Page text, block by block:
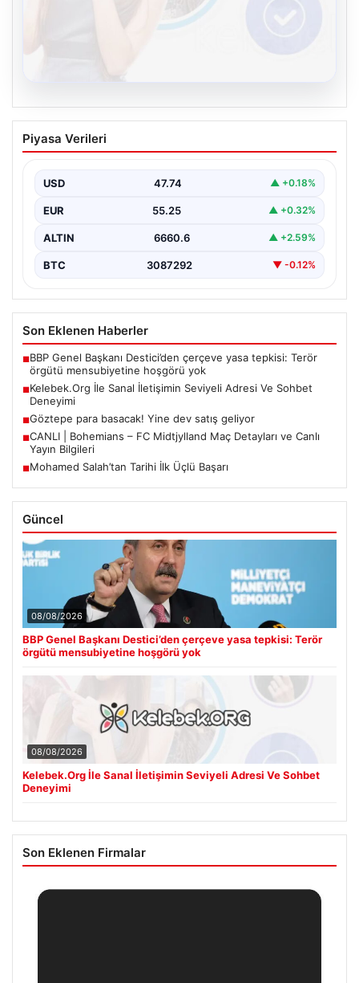
07.08.2026
geliyor
Piyasa Verileri
USD 47.74 ▲ +0.18%
EUR 55.25 ▲ +0.32%
ALTIN 6660.6 ▲ +2.59%
BTC 3087292 ▼ -0.12%
Son Eklenen Haberler
■BBP Genel Başkanı Destici’den çerçeve yasa tepkisi: Terör
örgütü mensubiyetine hoşgörü yok
■Kelebek.Org İle Sanal İletişimin Seviyeli Adresi Ve Sohbet
Deneyimi
■Göztepe para basacak! Yine dev satış geliyor
CANLI | Bohemians – FC Midtjylland Maç Detayları ve Canlı
Yayın Bilgileri
Mohamed Salah’tan Tarihi İlk Üçlü Başarı
Güncel
08/08/2026
BBP Genel Başkanı Destici’den çerçeve yasa tepkisi: Terör
örgütü mensubiyetine hoşgörü yok
Kelebek.Org İle Sanal İletişimin Seviyeli Adresi Ve Sohbet
Son Eklenen Firmalar